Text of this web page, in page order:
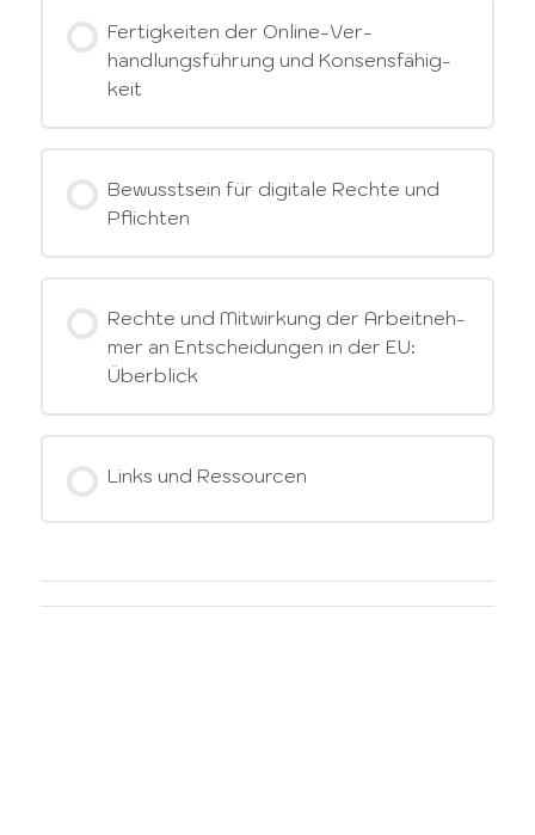
Fertigkeiten der Online-Ver-
handlungsführung und Konsensfähig-
keit
Bewusstsein für digitale Rechte und
Pflichten
Rechte und Mitwirkung der Arbeitneh-
mer an Entscheidungen in der EU:
Überblick
Links und Ressourcen